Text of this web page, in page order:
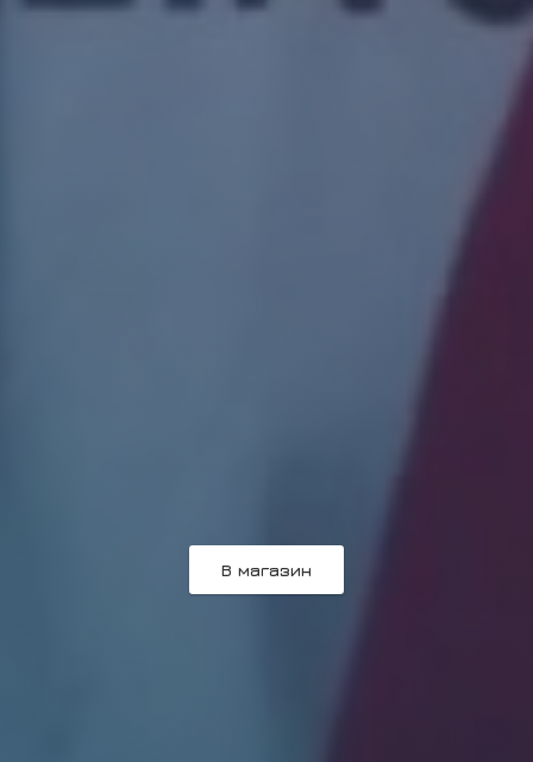
В магазин